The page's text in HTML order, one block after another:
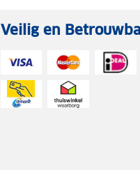
Veilig en